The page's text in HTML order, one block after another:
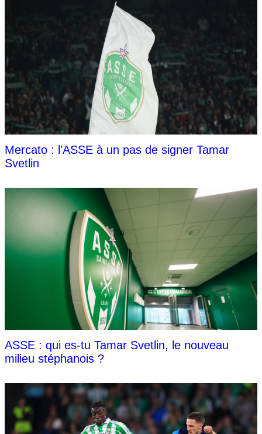
Mercato : l'ASSE à un pas de signer Tamar
Svetlin
ASSE : qui es-tu Tamar Svetlin, le nouveau
milieu stéphanois ?